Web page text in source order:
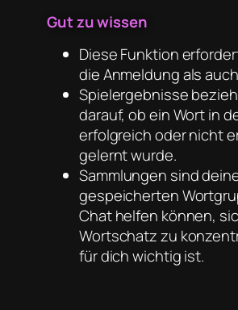
Gut zu wissen
Diese Funktion
die Anmeldung als
Spielergebnisse
darauf, ob ein Wort in
erfolgreich oder nicht
gelernt wurde.
Sammlungen sind
gespeicherten
Chat helfen können,
Wortschatz zu
für dich wichtig ist.